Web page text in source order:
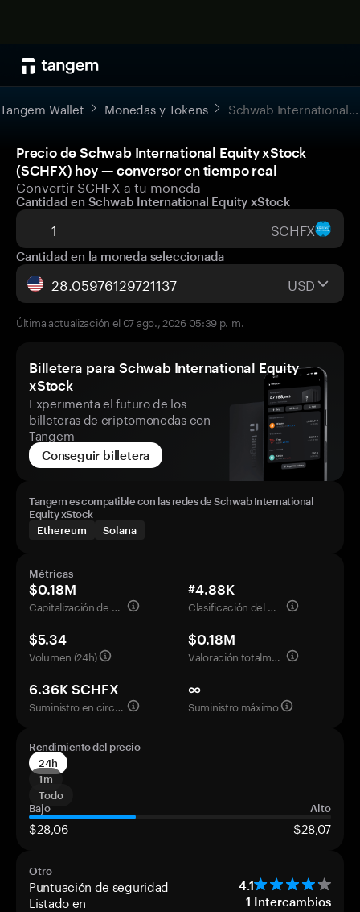
Tangem Wallet Monedas y Tokens Schwab International Equity xStock
Precio de Schwab International Equity xStock
(SCHFX) hoy — conversor en tiempo real
Convertir SCHFX a tu moneda
Cantidad en Schwab International Equity xStock
SCHFX
Cantidad en la moneda seleccionada
USD
Última actualización el 07 ago., 2026 05:39 p. m.
Billetera para Schwab International Equity
xStock
Experimenta el futuro de los
billeteras de criptomonedas con
Tangem
Conseguir billetera
Tangem es compatible con las redes de Schwab International
Equity xStock
Ethereum
Solana
Métricas
$0.18M
Capitalización de mercado
#4.88K
Clasificación del mercado
$5.34
Volumen (24h)
$0.18M
Valoración totalmente diluida
6.36K SCHFX
Suministro en circulación
∞
Suministro máximo
Rendimiento del precio
24h
1m
Todo
Bajo
Alto
$28,06 $28,07
Otro
Puntuación de seguridad 4.1
Listado en 1 Intercambios